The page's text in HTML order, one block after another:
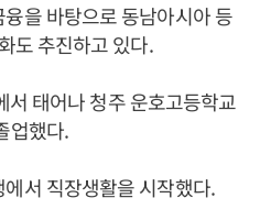
을 바탕으로 동남아시아 등
도 추진하고 있다.
태어나 청주 운호고등학교
업했다.
서 직장생활을 시작했다.